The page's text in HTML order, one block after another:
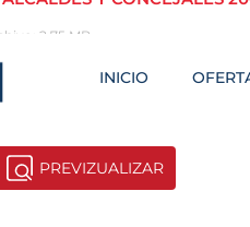
INICIO
2.75 MB
PREVIZUALIZAR